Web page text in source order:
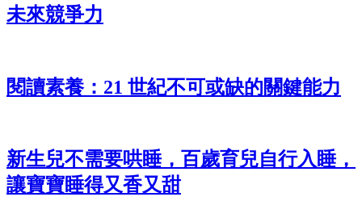
未來競爭力
閱讀素養：21 世紀不可或缺的關鍵能力
新生兒不需要哄睡，百歲育兒自行入睡，
讓寶寶睡得又香又甜